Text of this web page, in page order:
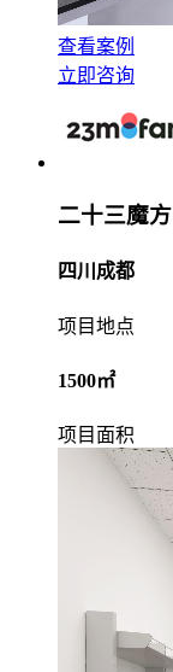
查看案例
立即咨询
二十三魔方
四川成都
项目地点
1500㎡
项目面积